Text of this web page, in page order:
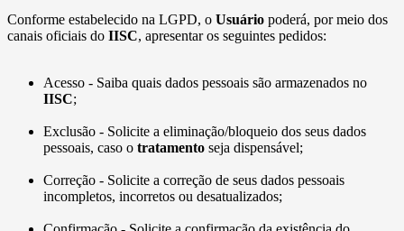
Conforme estabelecido na LGPD, o Usuário poderá, por meio dos
canais oficiais do IISC, apresentar os seguintes pedidos:
Acesso - Saiba quais dados pessoais são armazenados no
IISC;
Exclusão - Solicite a eliminação/bloqueio dos seus dados
pessoais, caso o tratamento seja dispensável;
Correção - Solicite a correção de seus dados pessoais
incompletos, incorretos ou desatualizados;